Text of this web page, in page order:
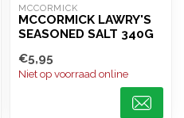
MCCORMICK
MCCORMICK LAWRY'S
SEASONED SALT 340G
€5,95
Niet op voorraad online